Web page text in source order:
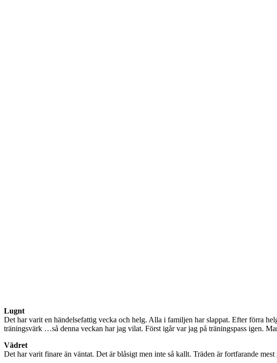
Lugnt
Det har varit en händelsefattig vecka och helg. Alla i familjen har slappat. Efter förra
träningsvärk …så denna veckan har jag vilat. Först igår var jag på träningspass igen.
Vädret
Det har varit finare än väntat. Det är blåsigt men inte så kallt. Träden är fortfarande mest